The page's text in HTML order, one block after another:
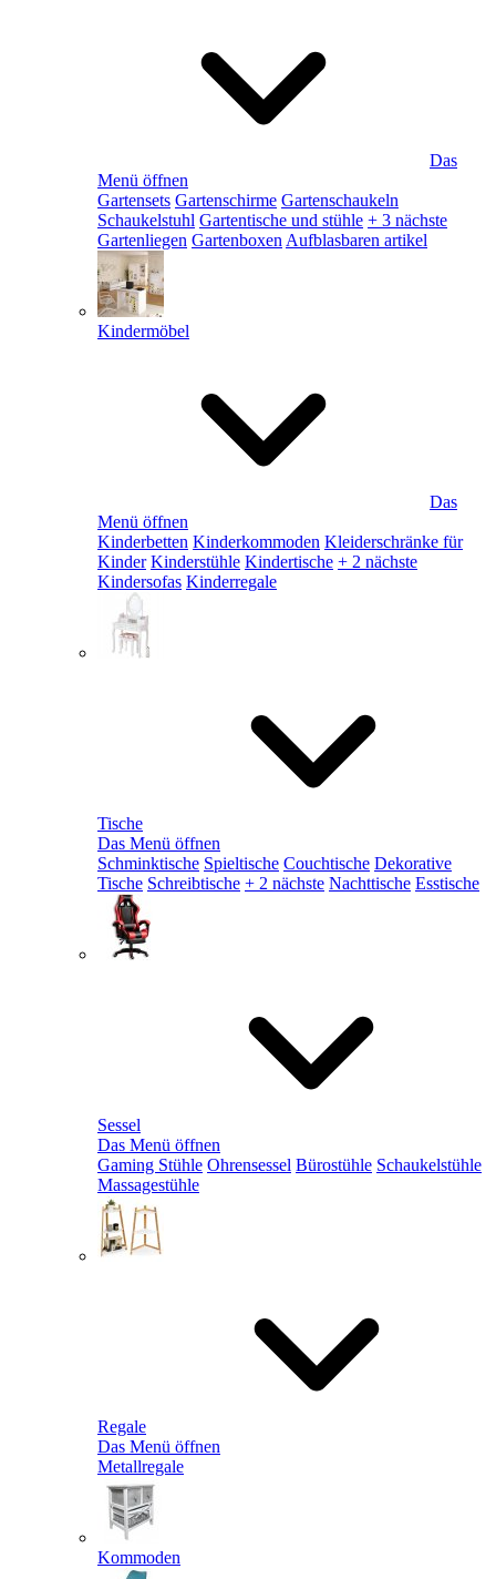
Das
Menü öffnen
Gartensets Gartenschirme Gartenschaukeln
Schaukelstuhl Gartentische und stühle + 3 nächste
Gartenliegen Gartenboxen Aufblasbaren artikel
Kindermöbel
Das
Menü öffnen
Kinderbetten Kinderkommoden Kleiderschränke für
Kinder Kinderstühle Kindertische + 2 nächste
Kindersofas Kinderregale
Tische
Das Menü öffnen
Schminktische Spieltische Couchtische Dekorative
Tische Schreibtische + 2 nächste Nachttische Esstische
Sessel
Das Menü öffnen
Gaming Stühle Ohrensessel Bürostühle Schaukelstühle
Massagestühle
Regale
Das Menü öffnen
Metallregale
Kommoden